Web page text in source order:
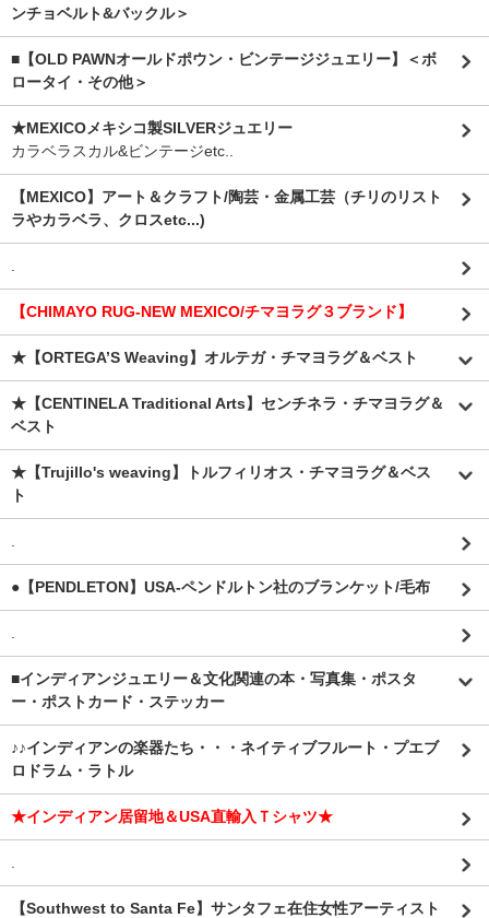
ンチョベルト&バックル＞
■【OLD PAWNオールドポウン・ビンテージジュエリー】＜ボ
ロータイ・その他＞
★MEXICOメキシコ製SILVERジュエリー
カラベラスカル&ビンテージetc..
【MEXICO】アート＆クラフト/陶芸・金属工芸（チリのリスト
ラやカラベラ、クロスetc...)
【CHIMAYO RUG-NEW MEXICO/チマヨラグ３ブランド】
★【ORTEGA’S Weaving】オルテガ・チマヨラグ＆ベスト
★【CENTINELA Traditional Arts】センチネラ・チマヨラグ＆
ベスト
★【Trujillo's weaving】トルフィリオス・チマヨラグ＆ベス
ト
●【PENDLETON】USA-ペンドルトン社のブランケット/毛布
■インディアンジュエリー＆文化関連の本・写真集・ポスタ
ー・ポストカード・ステッカー
♪♪インディアンの楽器たち・・・ネイティブフルート・プエブ
ロドラム・ラトル
★インディアン居留地＆USA直輸入Ｔシャツ★
【Southwest to Santa Fe】サンタフェ在住女性アーティスト